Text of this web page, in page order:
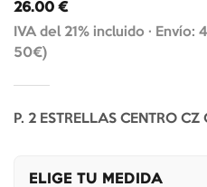
26.00 €
IVA del 21% incluido · Envío:
50€)
P. 2 ESTRELLAS CENTRO
ELIGE TU MEDIDA